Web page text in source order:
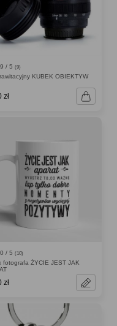
/ 5 (9)
KUBEK OBIEKTYW
zł
/ 5 (10)
fotografa ŻYCIE JEST JAK
zł